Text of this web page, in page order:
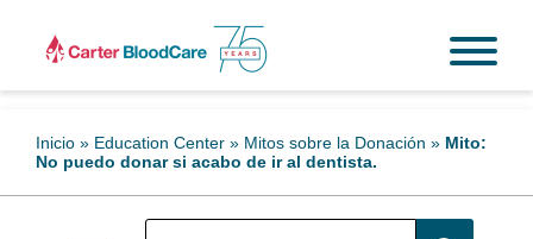
Inicio » Education Center » Mitos sobre la Donación » Mito:
No puedo donar si acabo de ir al dentista.